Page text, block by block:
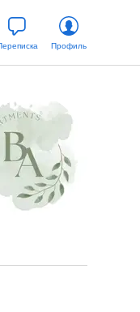
Профиль